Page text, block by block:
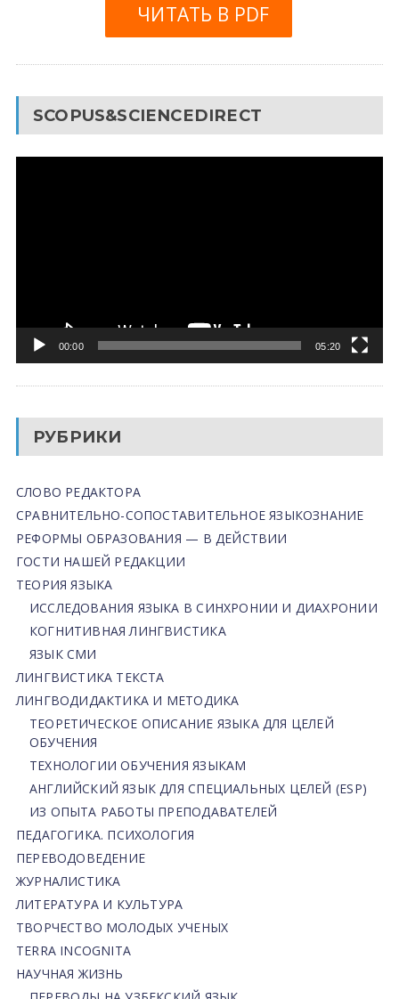
ЧИТАТЬ В PDF
SCOPUS&SCIENCEDIRECT
00:00 05:20
РУБРИКИ
СЛОВО РЕДАКТОРА
СРАВНИТЕЛЬНО-СОПОСТАВИТЕЛЬНОЕ ЯЗЫКОЗНАНИЕ
РЕФОРМЫ ОБРАЗОВАНИЯ — В ДЕЙСТВИИ
ГОСТИ НАШЕЙ РЕДАКЦИИ
ТЕОРИЯ ЯЗЫКА
ИССЛЕДОВАНИЯ ЯЗЫКА В СИНХРОНИИ И ДИАХРОНИИ
КОГНИТИВНАЯ ЛИНГВИСТИКА
ЯЗЫК СМИ
ЛИНГВИСТИКА ТЕКСТА
ЛИНГВОДИДАКТИКА И МЕТОДИКА
ТЕОРЕТИЧЕСКОЕ ОПИСАНИЕ ЯЗЫКА ДЛЯ ЦЕЛЕЙ
ОБУЧЕНИЯ
ТЕХНОЛОГИИ ОБУЧЕНИЯ ЯЗЫКАМ
АНГЛИЙСКИЙ ЯЗЫК ДЛЯ СПЕЦИАЛЬНЫХ ЦЕЛЕЙ (ESP)
ИЗ ОПЫТА РАБОТЫ ПРЕПОДАВАТЕЛЕЙ
ПЕДАГОГИКА. ПСИХОЛОГИЯ
ПЕРЕВОДОВЕДЕНИЕ
ЖУРНАЛИСТИКА
ЛИТЕРАТУРА И КУЛЬТУРА
ТВОРЧЕСТВО МОЛОДЫХ УЧЕНЫХ
TERRA INCOGNITA
НАУЧНАЯ ЖИЗНЬ